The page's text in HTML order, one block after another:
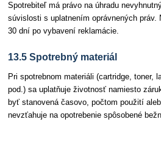
Spotrebiteľ má právo na úhradu
súvislosti s uplatnením oprávnených práv.
30 dní po vybavení reklamácie.
13.5 Spotrebný materiál
Pri spotrebnom materiáli (cartridge, toner,
pod.) sa uplatňuje životnosť namiesto
byť stanovená časovo, počtom použití
nevzťahuje na opotrebenie spôsobené